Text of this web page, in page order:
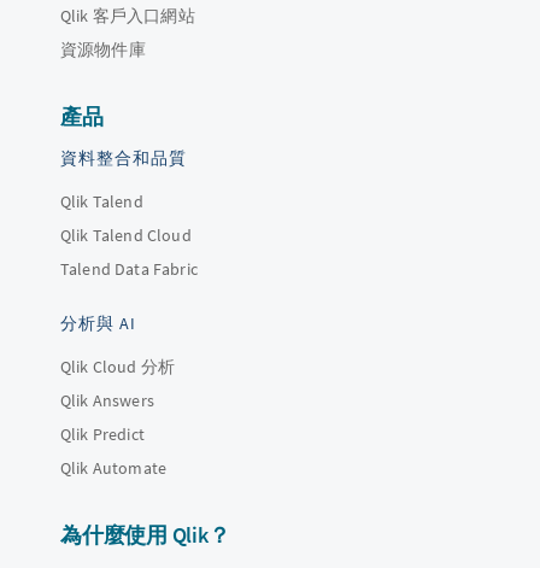
Qlik 客戶入口網站
資源物件庫
產品
資料整合和品質
Qlik Talend
Qlik Talend Cloud
Talend Data Fabric
分析與 AI
Qlik Cloud 分析
Qlik Answers
Qlik Predict
Qlik Automate
為什麼使用 Qlik？